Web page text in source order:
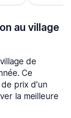
au village
de
Ce
de prix d'un
la meilleure